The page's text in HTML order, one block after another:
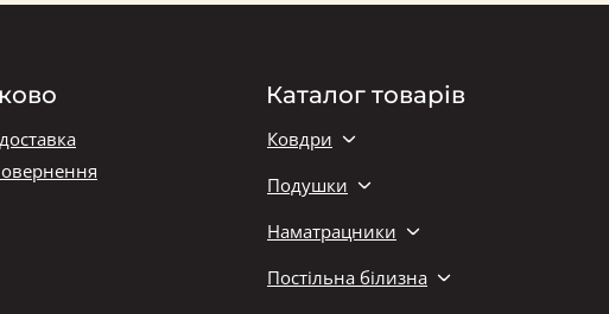
Каталог товарів
Ковдри
Подушки
Наматрацники
Постільна білизна